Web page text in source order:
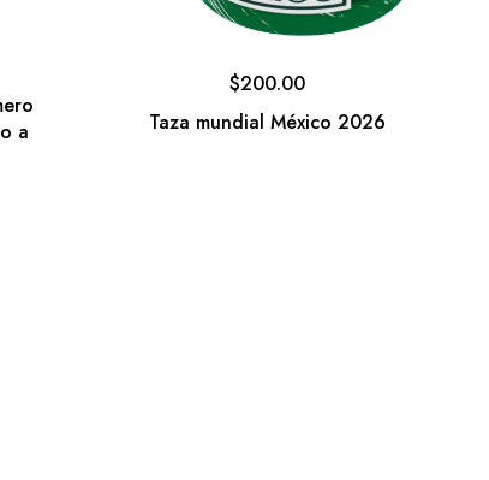
a
Taza mundial México 2026
$200.00